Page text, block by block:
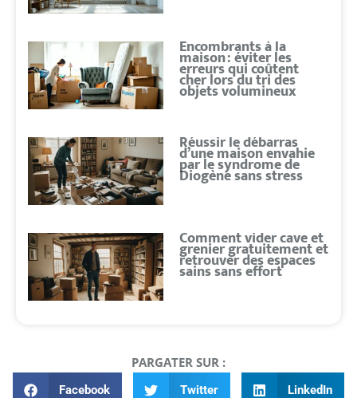
Encombrants à la
maison : éviter les
erreurs qui coûtent
cher lors du tri des
objets volumineux
Réussir le débarras
d’une maison envahie
par le syndrome de
Diogène sans stress
Comment vider cave et
grenier gratuitement et
retrouver des espaces
sains sans effort
PARGATER SUR :
Facebook Twitter LinkedIn